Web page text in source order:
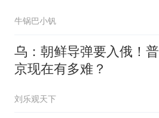
亿合同没你根本签不了
牛锅巴小钒
乌：朝鲜导弹要入俄！普
京现在有多难？
刘乐观天下